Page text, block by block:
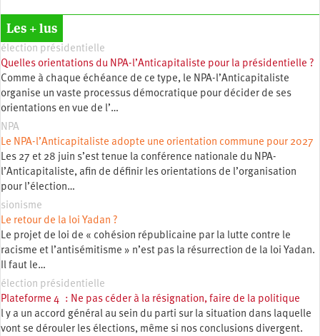
Les + lus
élection présidentielle
Quelles orientations du NPA-l’Anticapitaliste pour la présidentielle ?
Comme à chaque échéance de ce type, le NPA-l’Anticapitaliste
organise un vaste processus démocratique pour décider de ses
orientations en vue de l’…
NPA
Le NPA-l’Anticapitaliste adopte une orientation commune pour 2027
Les 27 et 28 juin s’est tenue la conférence nationale du NPA-
l’Anticapitaliste, afin de définir les orientations de l’organisation
pour l’élection…
sionisme
Le retour de la loi Yadan ?
Le projet de loi de « cohésion républicaine par la lutte contre le
racisme et l’antisémitisme » n’est pas la résurrection de la loi Yadan.
Il faut le…
élection présidentielle
Plateforme 4 : Ne pas céder à la résignation, faire de la politique
l y a un accord général au sein du parti sur la situation dans laquelle
vont se dérouler les élections, même si nos conclusions divergent.